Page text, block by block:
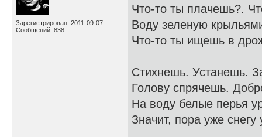
Зарегистрирован: 2011-09-07
Сообщений: 838
Что-то ты плачешь?.
Воду зеленую
Что-то ты ищешь в
Стихнешь. Устанешь.
Голову спрячешь.
На воду белые перья
Значит, пора уже